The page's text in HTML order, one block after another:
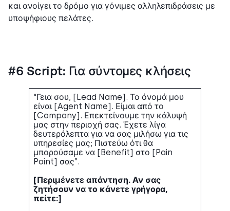
και ανοίγει το δρόμο για γόνιμες αλληλεπιδράσεις με
υποψήφιους πελάτες.
#6 Script: Για σύντομες κλήσεις
“Γεια σου, [Lead Name]. Το όνομά μου
είναι [Agent Name]. Είμαι από το
[Company]. Επεκτείνουμε την κάλυψή
μας στην περιοχή σας. Έχετε λίγα
δευτερόλεπτα για να σας μιλήσω για τις
υπηρεσίες μας; Πιστεύω ότι θα
μπορούσαμε να [Benefit] στο [Pain
Point] σας”.
[Περιμένετε απάντηση. Αν σας
ζητήσουν να το κάνετε γρήγορα,
πείτε:]